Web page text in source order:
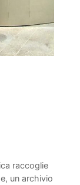
raccoglie
un archivio